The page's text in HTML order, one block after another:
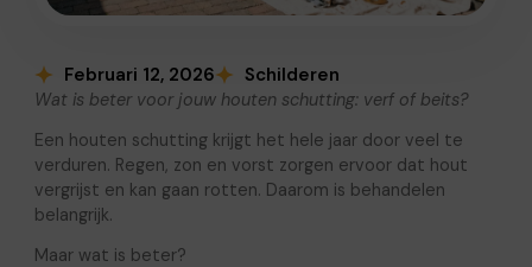
Februari 12, 2026 Schilderen
Wat is beter voor jouw houten schutting: verf of beits?
Een houten schutting krijgt het hele jaar door veel te
verduren. Regen, zon en vorst zorgen ervoor dat hout
vergrijst en kan gaan rotten. Daarom is behandelen
belangrijk.
Maar wat is beter?